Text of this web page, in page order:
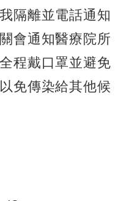
隔離並電話通知
會通知醫療院所
程戴口罩並避免
免傳染給其他候